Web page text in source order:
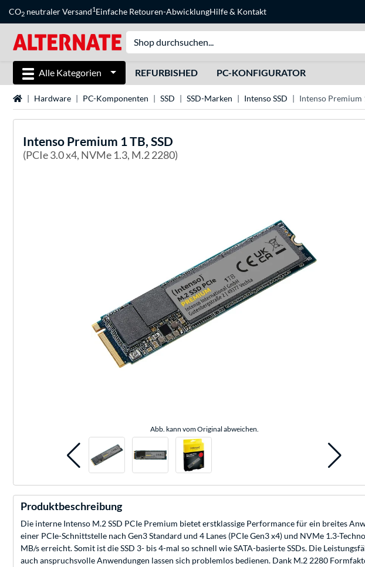
CO2 neutraler Versand1Einfache Retouren-AbwicklungHilfe& Kontakt
Alle Kategorien REFURBISHED PC-KONFIGURATOR
StartseiteHardware PC-Komponenten SSD SSD-Marken Intenso SSD Intenso Premium
Intenso Premium 1 TB, SSD
(PCIe 3.0 x4, NVMe 1.3, M.2 2280)
Abb. kann vom Original abweichen.
Produktbeschreibung
Die interne Intenso M.2 SSD PCIe Premium bietet erstklassige Performance für ein breites
einer PCIe-Schnittstelle nach Gen3 Standard und 4 Lanes (PCIe Gen3 x4) und NVMe 1.3-
MB/s erreicht. Somit ist die SSD 3- bis 4-mal so schnell wie SATA-basierte SSDs. Die
auch anspruchsvolle Anwendungen lassen sich problemlos bedienen. Dank M.2 2280